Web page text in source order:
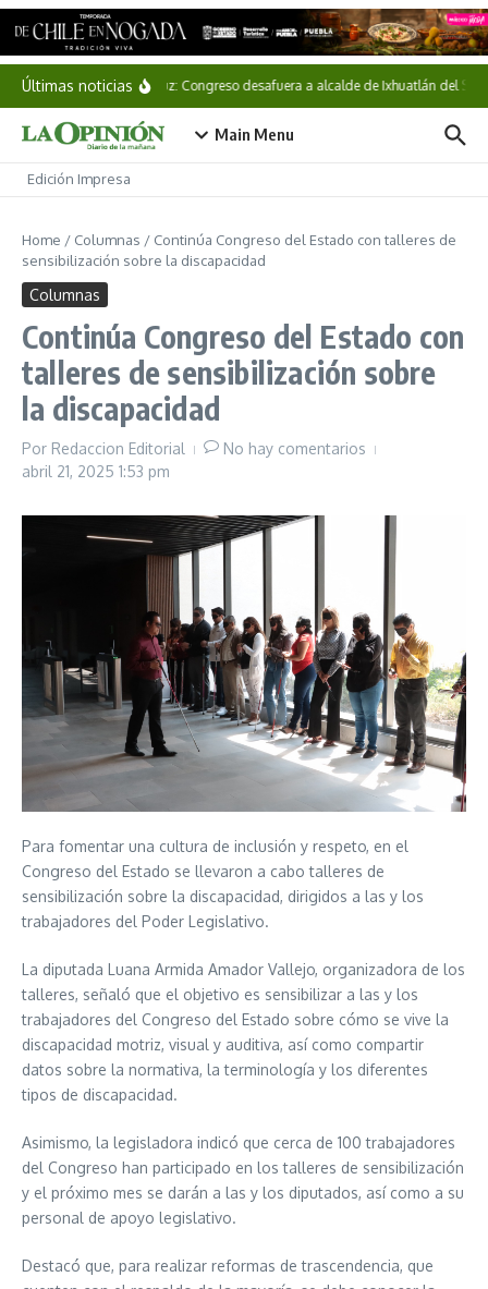
Saltar al contenido
Últimas noticiasVeracruz: Congreso desafuera a alcalde de Ixhuatlán del
Main Menu
Edición Impresa
Home / Columnas / Continúa Congreso del Estado con talleres de
sensibilización sobre la discapacidad
Columnas
Continúa Congreso del Estado con
talleres de sensibilización sobre
la discapacidad
Por Redaccion Editorial
No hay comentarios
abril 21, 2025 1:53 pm
Para fomentar una cultura de inclusión y respeto, en el
Congreso del Estado se llevaron a cabo talleres de
sensibilización sobre la discapacidad, dirigidos a las y los
trabajadores del Poder Legislativo.
La diputada Luana Armida Amador Vallejo, organizadora de los
talleres, señaló que el objetivo es sensibilizar a las y los
trabajadores del Congreso del Estado sobre cómo se vive la
discapacidad motriz, visual y auditiva, así como compartir
datos sobre la normativa, la terminología y los diferentes
tipos de discapacidad.
Asimismo, la legisladora indicó que cerca de 100 trabajadores
del Congreso han participado en los talleres de sensibilización
y el próximo mes se darán a las y los diputados, así como a su
personal de apoyo legislativo.
Destacó que, para realizar reformas de trascendencia, que